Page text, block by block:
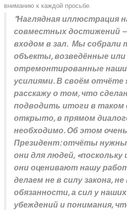
вниманию к каждой просьбе.
"Наглядная иллюстрация
совместных достижений
входом в зал. Мы собрали
объекты, возведённые
отремонтированные
усилиями. В своём отчёте
расскажу о том, что
подводить итоги в
открыто, в прямом
необходимо. Об этом
Президент: отчёты нужны
они для людей,
они оценивают нашу
делаем не в силу закона, не
обязанности, а сил у
убеждений и понимания,